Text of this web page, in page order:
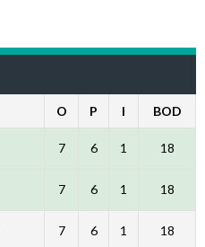
O P I BOD
7 6 1 18
7 6 1 18
7 6 1 18